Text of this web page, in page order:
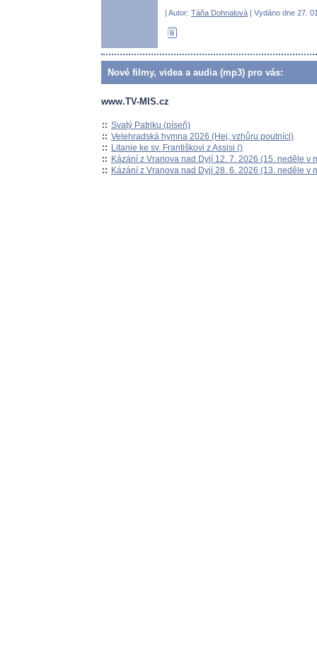
| Autor: Táňa Dohnalová | Vydáno dne 27.
Nové filmy, videa a audia (mp3) pro vás:
www.TV-MIS.cz
:: Svatý Patriku (píseň)
:: Velehradská hymna 2026 (Hej, vzhůru poutníci)
:: Litanie ke sv. Františkovi z Assisi ()
:: Kázání z Vranova nad Dyjí 12. 7. 2026 (15. neděle v
:: Kázání z Vranova nad Dyjí 28. 6. 2026 (13. neděle v